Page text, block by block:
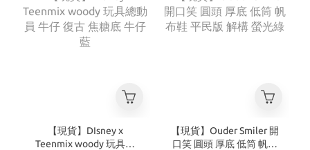
【現貨】DIsney x
Teenmix woody 玩具總
【現貨】Ouder Smiler 開
口笑 圓頭 厚底 低筒 帆布